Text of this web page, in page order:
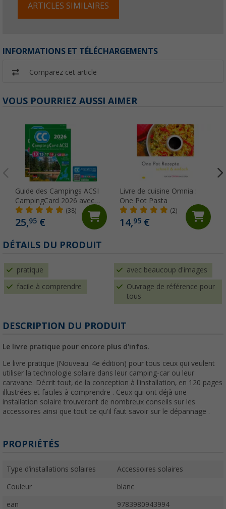
ARTICLES SIMILAIRES
INFORMATIONS ET TÉLÉCHARGEMENTS
Comparez cet article
VOUS POURRIEZ AUSSI AIMER
Guide des Campings ACSI
CampingCard 2026 avec
carte de réduction Langue
Allemand
(38)
25,95 €
Livre de cuisine Omnia :
One Pot Pasta
(2)
14,95€
DÉTAILS DU PRODUIT
pratique avec beaucoup d'images
facile à comprendre
Ouvrage de référence pour
tous
DESCRIPTION DU PRODUIT
Le livre pratique pour encore plus d'infos.
Le livre pratique (Nouveau: 4e édition) pour tous ceux qui veulent
utiliser la technologie solaire dans leur camping-car ou leur
caravane. Décrit tout, de la conception à l'installation, en 120 pages
illustrées et faciles à comprendre . Ceux qui ont déjà une
installation solaire trouveront de nombreux conseils sur les
accessoires ainsi que tout ce qu'il faut savoir sur le dépannage .
PROPRIÉTÉS
Type d’installations solaires Accessoires solaires
Couleur blanc
ean 9783980943994